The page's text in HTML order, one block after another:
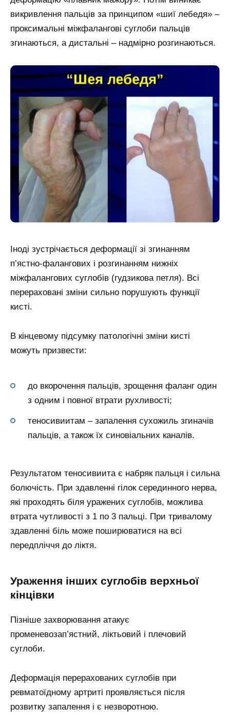
викривлення пальців за принципом «шиї лебедя» –
проксимальні міжфалангові суглоби пальців
згинаються, а дистальні – надмірно розгинаються.
Іноді зустрічається деформації зі згинанням
п’ястно-фалангових і розгинанням нижніх
міжфалангових суглобів (гудзикова петля). Всі
перераховані зміни сильно порушують функції
кисті.
В кінцевому підсумку патологічні зміни кисті
можуть призвести:
до вкорочення пальців, зрощення фаланг один
з одним і повної втрати рухливості;
теносивиитам – запалення сухожиль згиначів
пальців, а також їх синовіальних каналів.
Результатом теносивиита є набряк пальця і сильна
болючість. При здавленні гілок серединного нерва,
які проходять біля уражених суглобів, можлива
втрата чутливості з 1 по 3 пальці. При тривалому
здавленні біль може поширюватися на всі
передпліччя до ліктя.
Ураження інших суглобів верхньої
кінцівки
Пізніше захворювання атакує
променевозап’ястний, ліктьовий і плечовий
суглоби.
Деформація перерахованих суглобів при
ревматоїдному артриті проявляється після
розвитку запалення і є незворотною.